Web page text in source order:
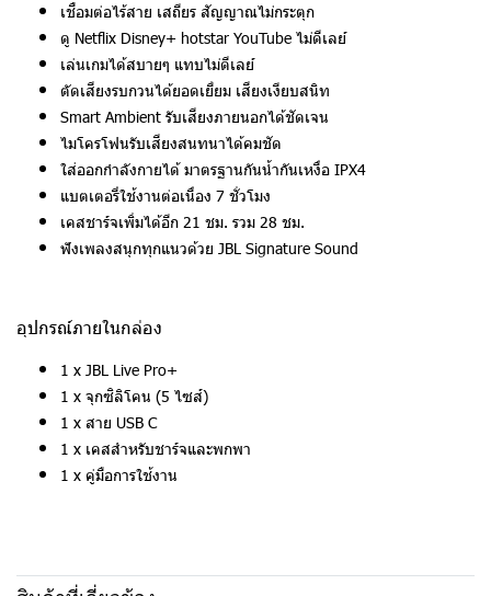
เชื่อมต่อไร้สาย เสถียร สัญญาณไม่กระตุก
ดู Netflix Disney+ hotstar YouTube ไม่ดีเลย์
เล่นเกมได้สบายๆ แทบไม่ดีเลย์
ตัดเสียงรบกวนได้ยอดเยี่ยม เสียงเงียบสนิท
Smart Ambient รับเสียงภายนอกได้ชัดเจน
ไมโครโฟนรับเสียงสนทนาได้คมชัด
ใส่ออกกำลังกายได้ มาตรฐานกันน้ำกันเหงื่อ IPX4
แบตเตอรี่ใช้งานต่อเนื่อง 7 ชั่วโมง
เคสชาร์จเพิ่มได้อีก 21 ชม. รวม 28 ชม.
ฟังเพลงสนุกทุกแนวด้วย JBL Signature Sound
อุปกรณ์ภายในกล่อง
1 x JBL Live Pro+
1 x จุกซิลิโคน (5 ไซส์)
1 x สาย USB C
1 x เคสสำหรับชาร์จและพกพา
1 x คู่มือการใช้งาน